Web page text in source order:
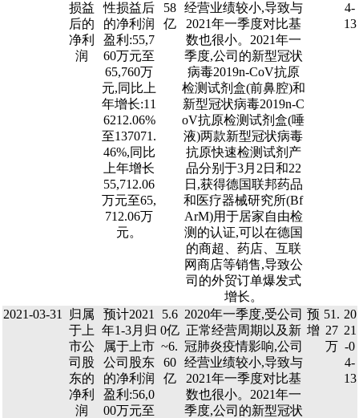
损益
后的
净利
润
性损益后
的净利润
盈利:55,7
60万元至
65,760万
元,同比上
年增长:11
6212.06%
至137071.
46%,同比
上年增长
55,712.06
万元至65,
712.06万
元。
58
亿
经营业绩较小,导致与
2021年一季度对比基
数也很小。2021年一
季度,公司的新型冠状
病毒2019n-CoV抗原
检测试剂盒(前鼻腔)和
新型冠状病毒2019n-C
oV抗原检测试剂盒(唾
液)两款新型冠状病毒
抗原快速检测试剂产
品分别于3月2日和22
日,获得德国联邦药品
和医疗器械研究所(Bf
ArM)用于居家自由检
测的认证,可以在德国
的商超、药店、互联
网商店等销售,导致公
司的外贸订单爆发式
增长。
4-
13
2021-03-31
归属
于上
市公
司股
东的
净利
润
预计2021
年1-3月归
属于上市
公司股东
的净利润
盈利:56,0
00万元至
5.6
0亿
~6.
60
亿
2020年一季度,受公司
正常经营周期以及新
冠肺炎疫情影响,公司
经营业绩较小,导致与
2021年一季度对比基
数也很小。2021年一
季度,公司的新型冠状
预
增
51.
27
万
20
21
-0
4-
13